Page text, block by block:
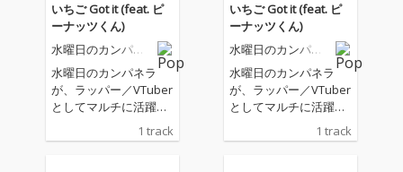
いちご Got it (feat. ピ
ーナッツくん)
水曜日のカンパネ
水曜日のカンパネラ
が、ラッパー／VTuber
としてマルチに活躍す
ィーチャリングに迎え
1 track
いちご Got it (feat. ピ
ーナッツくん)
水曜日のカンパネ
水曜日のカンパネラ
が、ラッパー／VTuber
としてマルチに活躍す
るピーナッツくんをフ
ィーチャリングに迎え
1 track